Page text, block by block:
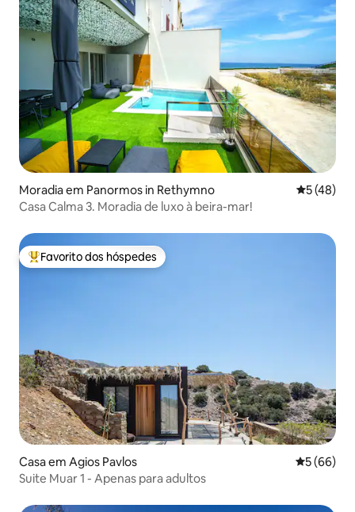
Moradia em Panormos in Rethymno
5 (48)
Casa Calma 3. Moradia de luxo à beira-mar!
Favoritos dos hóspedes mais apreciados
Favorito dos hóspedes
Casa em Agios Pavlos
5 (66)
Suite Muar 1 - Apenas para adultos